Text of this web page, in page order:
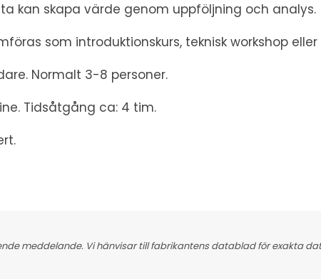
kan skapa värde genom uppföljning och analys.
som introduktionskurs, teknisk workshop
Normalt 3-8 personer.
Tidsåtgång ca: 4 tim.
meddelande. Vi hänvisar till fabrikantens datablad för exakta